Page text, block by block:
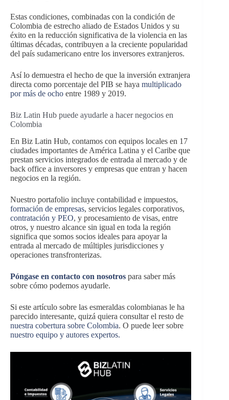
Estas condiciones, combinadas con la condición de
Colombia de estrecho aliado de Estados Unidos y su
éxito en la reducción significativa de la violencia en las
últimas décadas, contribuyen a la creciente popularidad
del país sudamericano entre los inversores extranjeros.
Así lo demuestra el hecho de que la inversión extranjera
directa como porcentaje del PIB se haya multiplicado
por más de ocho entre 1989 y 2019.
Biz Latin Hub puede ayudarle a hacer negocios en
Colombia
En Biz Latin Hub, contamos con equipos locales en 17
ciudades importantes de América Latina y el Caribe que
prestan servicios integrados de entrada al mercado y de
back office a inversores y empresas que entran y hacen
negocios en la región.
Nuestro portafolio incluye contabilidad e impuestos,
formación de empresas, servicios legales corporativos,
contratación y PEO, y procesamiento de visas, entre
otros, y nuestro alcance sin igual en toda la región
significa que somos socios ideales para apoyar la
entrada al mercado de múltiples jurisdicciones y
operaciones transfronterizas.
Póngase en contacto con nosotros para saber más
sobre cómo podemos ayudarle.
Si este artículo sobre las esmeraldas colombianas le ha
parecido interesante, quizá quiera consultar el resto de
nuestra cobertura sobre Colombia. O puede leer sobre
nuestro equipo y autores expertos.